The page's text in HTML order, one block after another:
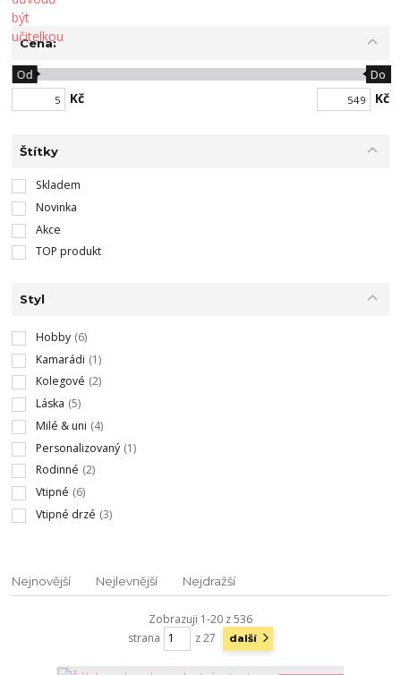
Cena:
Kč
Od Do
Kč
Štítky
Skladem
Novinka
Akce
TOP produkt
Styl
Hobby (6)
Kamarádi (1)
Kolegové (2)
Láska (5)
Milé & uni (4)
Personalizovaný (1)
Rodinné (2)
Vtipné (6)
Vtipné drzé (3)
Nejnovější Nejlevnější Nejdražší
Zobrazuji 1-20 z 536
strana
z 27 další